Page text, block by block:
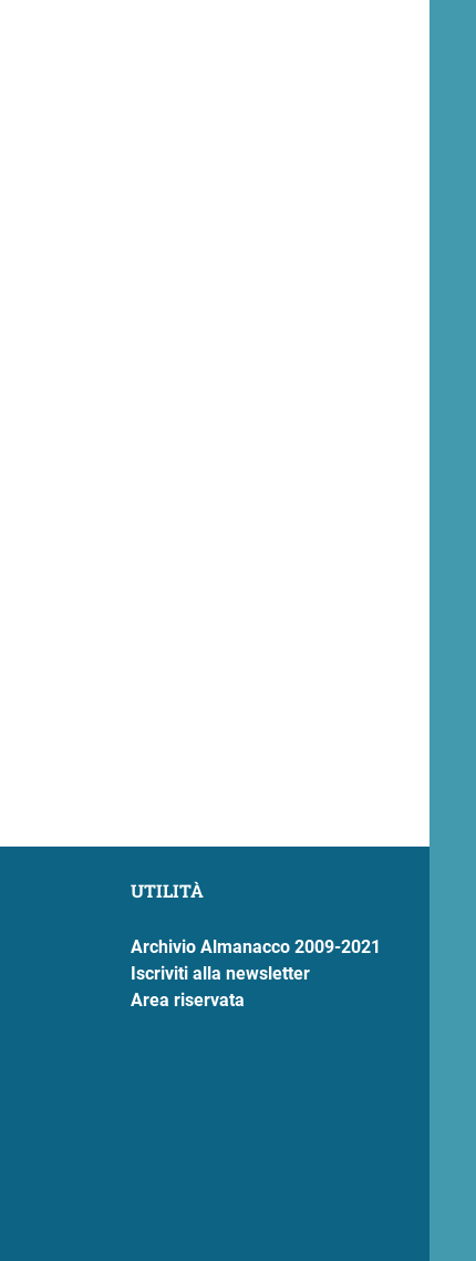
UTILITÀ
Archivio Almanacco 2009-2021
Iscriviti alla newsletter
Area riservata